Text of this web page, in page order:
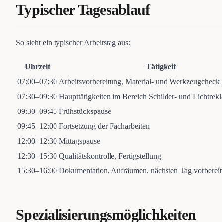
Typischer Tagesablauf
So sieht ein typischer Arbeitstag aus:
Uhrzeit
Tätigkeit
07:00–07:30 Arbeitsvorbereitung, Material- und Werkzeugcheck
07:30–09:30 Haupttätigkeiten im Bereich Schilder- und
09:30–09:45 Frühstückspause
09:45–12:00 Fortsetzung der Facharbeiten
12:00–12:30 Mittagspause
12:30–15:30 Qualitätskontrolle, Fertigstellung
15:30–16:00 Dokumentation, Aufräumen, nächsten Tag
Spezialisierungsmöglichkeiten